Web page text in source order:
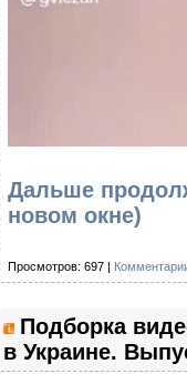
Дальше
новом окне)
Просмотров: 697 |
Подборка
в Украине.